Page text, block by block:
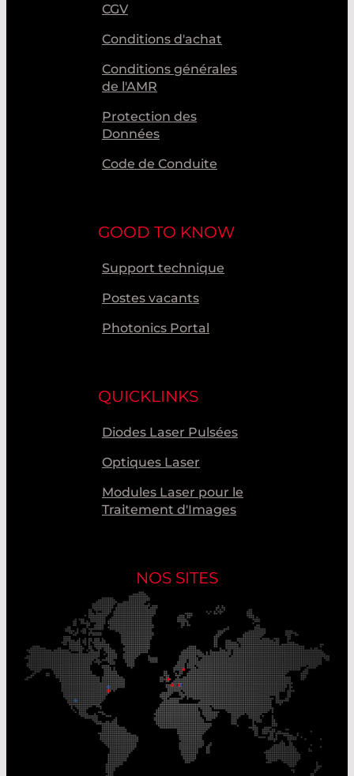
CGV
Conditions d'achat
Conditions générales
de l'AMR
Protection des
Données
Code de Conduite
GOOD TO KNOW
Support technique
Postes vacants
Photonics Portal
QUICKLINKS
Diodes Laser Pulsées
Optiques Laser
Modules Laser pour le
Traitement d'Images
NOS SITES